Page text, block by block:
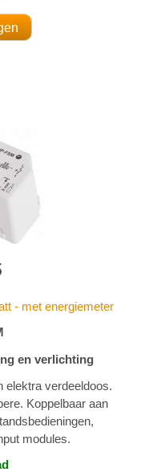
- met energiemeter
en verlichting
elektra verdeeldoos.
Koppelbaar aan
modules.